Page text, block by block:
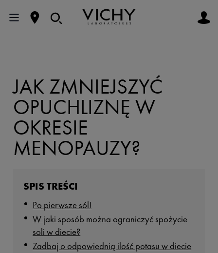
JAK ZMNIEJSZYĆ
OPUCHLIZNĘ W
OKRESIE
MENOPAUZY?
SPIS TREŚCI
Po pierwsze sól!
W jaki sposób można ograniczyć spożycie
soli w diecie?
Zadbaj o odpowiednią ilość potasu w diecie